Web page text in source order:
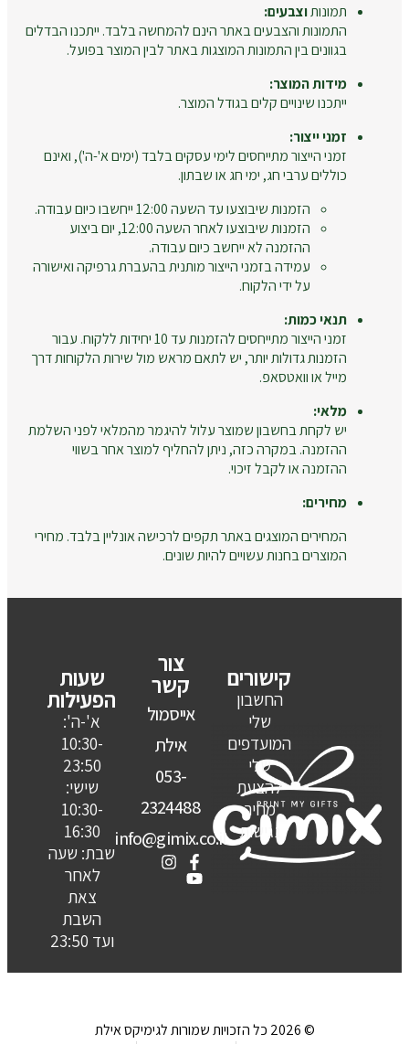
תמונותוצבעים:
התמונות והצבעים באתר הינם להמחשה בלבד. ייתכנו הבדלים
בגוונים בין התמונות המוצגות באתר לבין המוצר בפועל.
מידות המוצר:
ייתכנו שינויים קלים בגודל המוצר.
זמני ייצור:
זמני הייצור מתייחסים לימי עסקים בלבד (ימים א'-ה'), ואינם
כוללים ערבי חג, ימי חג או שבתון.
הזמנות שיבוצעו עד השעה 12:00 ייחשבו כיום עבודה.
הזמנות שיבוצעו לאחר השעה 12:00, יום ביצוע
ההזמנה לא ייחשב כיום עבודה.
עמידה בזמני הייצור מותנית בהעברת גרפיקה ואישורה
על ידי הלקוח.
תנאי כמות:
זמני הייצור מתייחסים להזמנות עד 10 יחידות ללקוח. עבור
הזמנות גדולות יותר, יש לתאם מראש מול שירות הלקוחות דרך
מייל או וואטסאפ.
מלאי:
יש לקחת בחשבון שמוצר עלול להיגמר מהמלאי לפני השלמת
ההזמנה. במקרה כזה, ניתן להחליף למוצר אחר בשווי
ההזמנה או לקבל זיכוי.
מחירים:
המחירים המוצגים באתר תקפים לרכישה אונליין בלבד. מחירי
המוצרים בחנות עשויים להיות שונים.
קישורים
החשבון
שלי
המועדפים
שלי
להצעת
מחיר
נגישות
צור
קשר
אייסמול
אילת
053-
2324488
info@gimix.co.il
שעות
הפעילות
א'-ה':
10:30-
23:50
שישי:
10:30-
16:30
שבת: שעה
לאחר
צאת
השבת
ועד 23:50
© 2026 כל הזכויות שמורות לגימיקס אילת